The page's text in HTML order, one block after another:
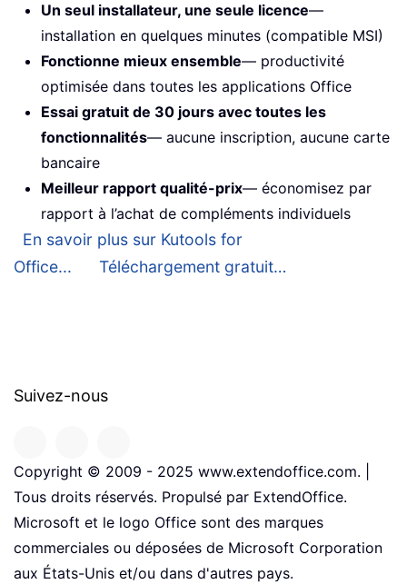
Un seul installateur, une seule licence—
installation en quelques minutes (compatible MSI)
Fonctionne mieux ensemble— productivité
optimisée dans toutes les applications Office
Essai gratuit de 30 jours avec toutes les
fonctionnalités— aucune inscription, aucune carte
bancaire
Meilleur rapport qualité-prix— économisez par
rapport à l’achat de compléments individuels
En savoir plus sur Kutools for
Office...
Téléchargement gratuit…
Suivez-nous
Copyright © 2009 - 2025 www.extendoffice.com. |
Tous droits réservés. Propulsé par ExtendOffice.
Microsoft et le logo Office sont des marques
commerciales ou déposées de Microsoft Corporation
aux États-Unis et/ou dans d'autres pays.